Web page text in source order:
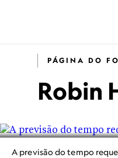
PÁGINA DO
Robin
A previsão do tempo